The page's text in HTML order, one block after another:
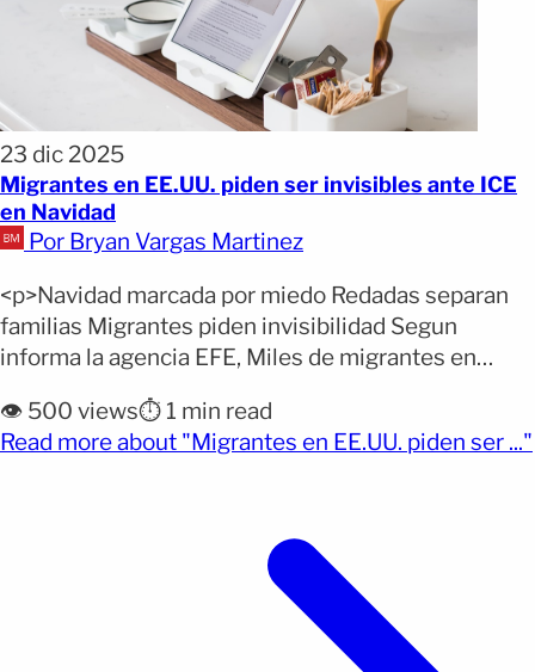
23 dic 2025
Migrantes en EE.UU. piden ser invisibles ante ICE
en Navidad
Por Bryan Vargas Martinez
<p>Navidad marcada por miedo Redadas separan
familias Migrantes piden invisibilidad Segun
informa la agencia EFE, Miles de migrantes en
permanente ante operativos migratorios que
amenazan con separarlos de sus familias durante
👁️ 500 views⏱️ 1 min read
Read more about "Migrantes en EE.UU. piden ser ..."